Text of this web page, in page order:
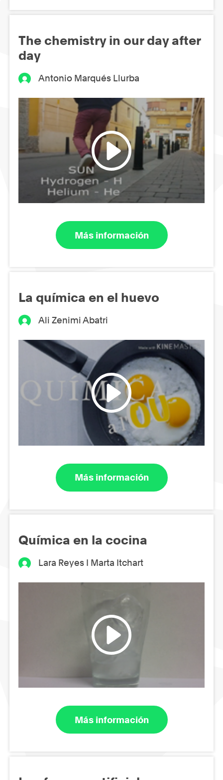
The chemistry in our day after
day
Antonio Marqués Llurba
Más información
La química en el huevo
Ali Zenimi Abatri
Más información
Química en la cocina
Lara Reyes I Marta Itchart
Más información